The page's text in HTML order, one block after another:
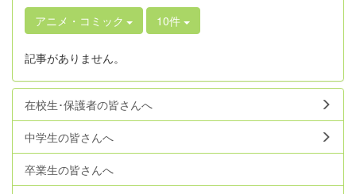
アニメ・コミック 10件
記事がありません。
在校生･保護者の皆さんへ
中学生の皆さんへ
卒業生の皆さんへ